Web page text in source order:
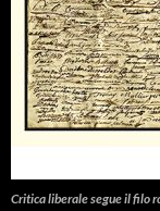
Critica liberalesegue il filo